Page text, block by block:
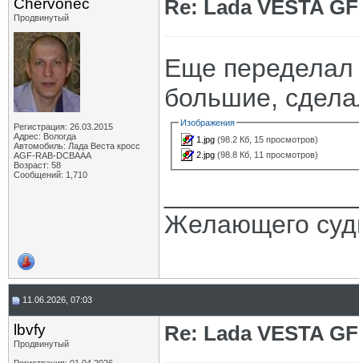
Chervonec
Продвинутый
Регистрация: 26.03.2015
Адрес: Вологда
Автомобиль: Лада Веста кросс
AGF-RAB-DCBAAA
Возраст: 58
Сообщений: 1,710
Re: Lada VESTA
Еще переделал
большие,
Изображения
1.jpg (98.2 Кб, 15 просмотров)
2.jpg (98.8 Кб, 11 просмотров)
Желающего
11.06.2026, 07:03
lbvfy
Продвинутый
Re: Lada VESTA